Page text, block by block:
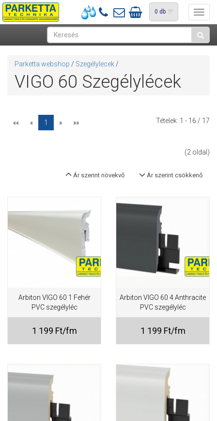
0 db
Parketta webshop / Szegélylecek /
VIGO 60 Szegélylécek
«« « 1 » »» Tételek: 1 - 16 / 17
(2 oldal)
Ár szerint csökkenő
Ár szerint növekvő
Arbiton VIGO 60 1 Fehér
PVC szegélyléc
1 199 Ft/fm
Arbiton VIGO 60 4 Anthracite
PVC szegélyléc
1 199 Ft/fm